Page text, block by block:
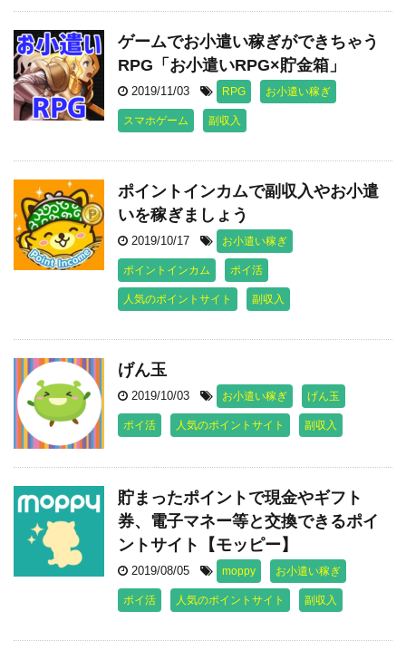
ゲームでお小遣い稼ぎができちゃう
RPG「お小遣いRPG×貯金箱」
2019/11/03 RPG お小遣い稼ぎ
スマホゲーム 副収入
ポイントインカムで副収入やお小遣
いを稼ぎましょう
2019/10/17 お小遣い稼ぎ
ポイントインカム ポイ活
人気のポイントサイト 副収入
げん玉
2019/10/03 お小遣い稼ぎ げん玉
ポイ活 人気のポイントサイト 副収入
貯まったポイントで現金やギフト
券、電子マネー等と交換できるポイ
ントサイト【モッピー】
2019/08/05 moppy お小遣い稼ぎ
ポイ活 人気のポイントサイト 副収入